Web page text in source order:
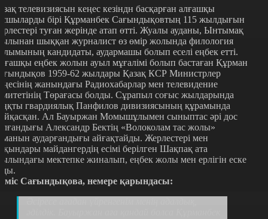
телевизиясын кеңес кезіндн басқарған алғашқы
бірі Құрманбек Сағындықовтың 115 жылдығын
туған жерінде атап өтті. Жуалы ауданы, Ынтымақ
шыққан журналист өз өмір жолында филология
кандидаты, аудармашы болып еселі еңбек етті.
еңбек жолын ауыл мұғалімі болып бастаған Құрман
1959-62 жылдары Қазақ КСР Министрлер
жанындағы Радиохабарлар мен телевидение
Төрағасы болды. Сұрапыл соғыс жылдарында
гвардиялық Панфилов дивизиясының құрамында
Ал Бауыржан Момышұлымен сыныптас әрі дос
Александр Бектің «Волоколам тас жолы»
аударғандығы айғақтайды. Жерлестері мен
майдангердің есімі берілген Шақпақ ата
мектепке жиналып, еңбек жолы мен ерлігін еске
Сағындықова, немере қарындасы: